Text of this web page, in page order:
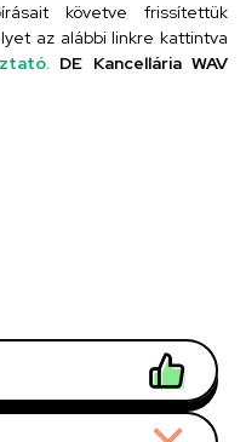
követve frissítettük
az alábbi linkre kattintva
DE Kancellária WAV